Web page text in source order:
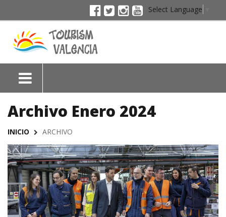
Select Language
Archivo Enero 2024
INICIO ARCHIVO